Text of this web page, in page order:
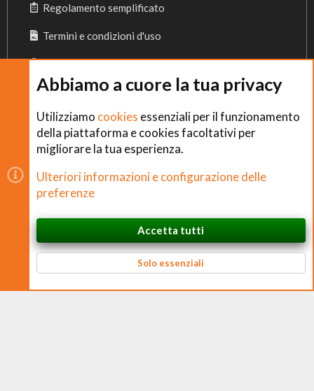
Regolamento semplificato
Termini e condizioni d'uso
Privacy Policy
Cookies
Copyright © CHEFS.0 Training S.R.L. 2018 − 2026
È vietata la riproduzione non autorizzata di contenuti e
CHEFS.0 Training S.R.L. – Via Ferruccio Ferrari, 2 – 42124 Reggio nell’Emilia
P. IVA 02938170350 – CF e N. Iscrizione Registro Imprese 02938170350 –
REA RE 326384 – Cap. Soc. € 10.000 i.v.
In cima Basso
Abbiamo a cuore la tua privacy
Utilizziamo cookies essenziali per il funzionamento
della piattaforma e cookies facoltativi per
migliorare la tua esperienza.
Ulteriori informazioni e configurazione delle
preferenze
Accetta tutti
Solo essenziali